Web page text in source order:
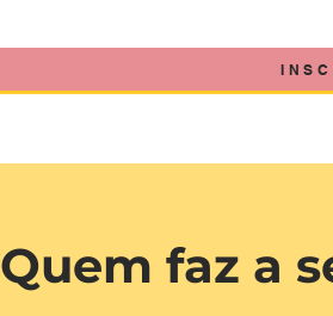
Quem faz a